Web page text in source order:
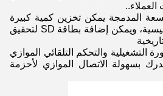
المدمجة يمكن تخزين كمية كبيرة
من البيانات التشغيلية الرئيسية، ويمكن إضافة بطاقة SD لتحقيق
التشغيلية والتحكم التلقائي الموازي
بسهولة الاتصال الموازي لأحزمة